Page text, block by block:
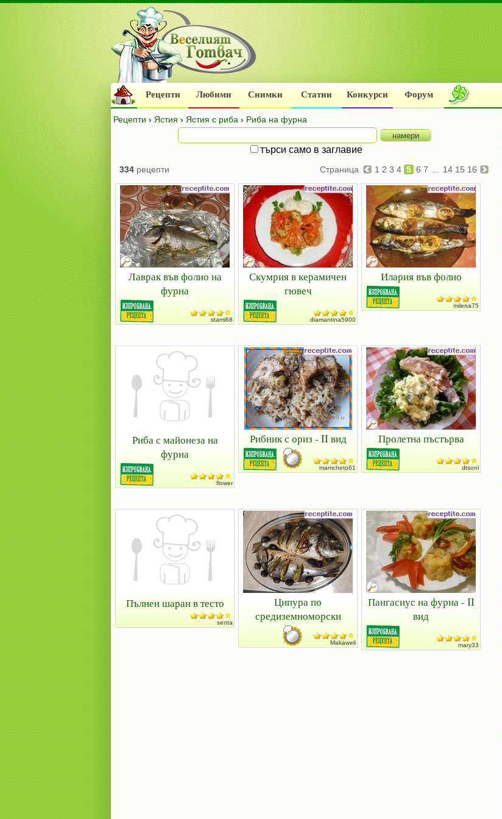
Рецепти Любими Снимки Статии Конкурси Форум
Рецепти › Ястия › Ястия с риба › Риба на фурна
търси само в заглавие
334 рецепти Страница 1 2 3 4 5 6 7 14 15 16
Лаврак във фолио на
фурна
stami68
Скумрия в керамичен
гювеч
diamantina5900
Илария във фолио
milena75
Риба с майонеза на
фурна
flower
Рибник с ориз - II вид
mamcheto61
Пролетна пъстърва
dtsoni
Пълнен шаран в тесто
senta
Ципура по
средиземноморски
Makaweli
Пангасиус на фурна - II
вид
mary33